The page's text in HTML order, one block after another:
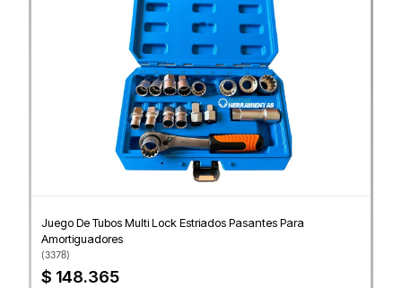
Juego De Tubos Multi Lock Estriados Pasantes Para
Amortiguadores
(3378)
$ 148.365